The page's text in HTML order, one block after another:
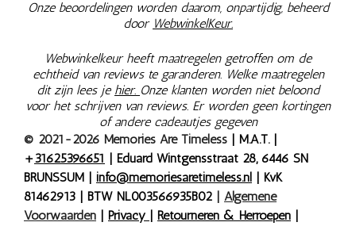
Onze beoordelingen worden daarom, onpartijdig, beheerd
door WebwinkelKeur.
Webwinkelkeur heeft maatregelen getroffen om de
echtheid van reviews te garanderen. Welke maatregelen
dit zijn lees je hier. Onze klanten worden niet beloond
voor het schrijven van reviews. Er worden geen kortingen
of andere cadeautjes gegeven
© 2021-2026 Memories Are Timeless | M.A.T. |
+31625396651 | Eduard Wintgensstraat 28, 6446 SN
BRUNSSUM | info@memoriesaretimeless.nl | KvK
81462913 | BTW NL003566935B02 | Algemene
Voorwaarden | Privacy | Retourneren & Herroepen |